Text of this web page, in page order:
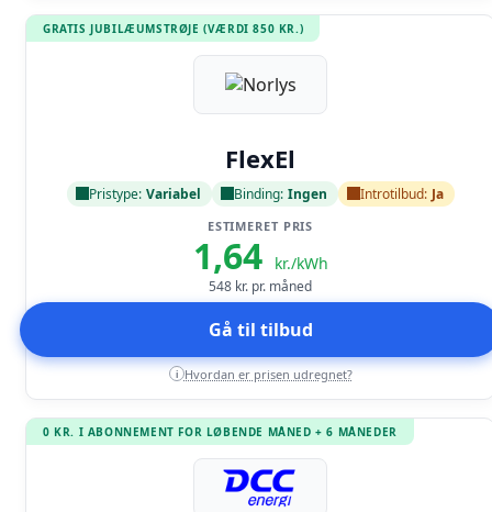
GRATIS JUBILÆUMSTRØJE (VÆRDI 850 KR.)
FlexEl
Pristype: Variabel Binding: Ingen Introtilbud: Ja
ESTIMERET PRIS
1,64 kr./kWh
548 kr. pr. måned
Gå til tilbud
i Hvordan er prisen udregnet?
0 KR. I ABONNEMENT FOR LØBENDE MÅNED + 6 MÅNEDER